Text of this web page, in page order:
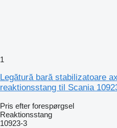
1
Legătură bară stabilizatoare
reaktionsstang til Scania
Pris efter forespørgsel
Reaktionsstang
10923-3